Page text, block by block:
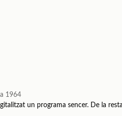
1964
un programa sencer. De la